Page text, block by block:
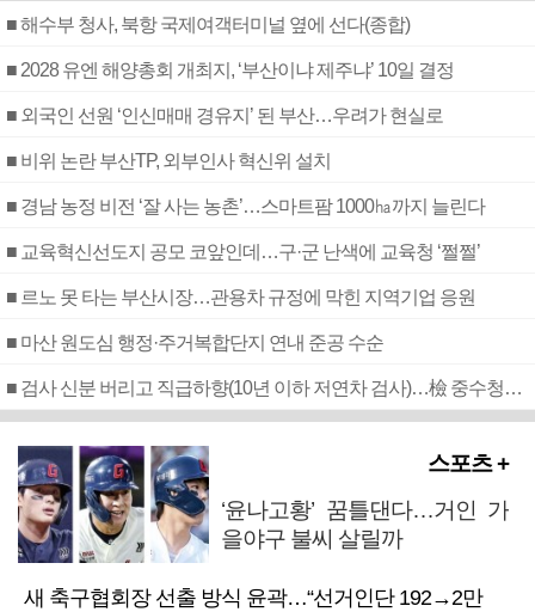
■ 해수부 청사, 북항 국제여객터미널 옆에 선다(종합)
■ 2028 유엔 해양총회 개최지, ‘부산이냐 제주냐’ 10일 결정
■ 외국인 선원 ‘인신매매 경유지’ 된 부산…우려가 현실로
■ 비위 논란 부산TP, 외부인사 혁신위 설치
■ 경남 농정 비전 ‘잘 사는 농촌’…스마트팜 1000㏊까지 늘린다
■ 교육혁신선도지 공모 코앞인데…구·군 난색에 교육청 ‘쩔쩔’
■ 르노 못 타는 부산시장…관용차 규정에 막힌 지역기업 응원
■ 마산 원도심 행정·주거복합단지 연내 준공 수순
■ 검사 신분 버리고 직급하향(10년 이하 저연차 검사)…檢 중수청행 기피
스포츠 +
‘윤나고황’ 꿈틀댄다…거인 가
을야구 불씨 살릴까
새 축구협회장 선출 방식 윤곽…“선거인단 192→2만